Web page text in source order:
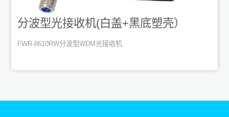
分波型光接收机(白盖+黑底塑壳）
FWR-8610RW分波型WDM光接收机